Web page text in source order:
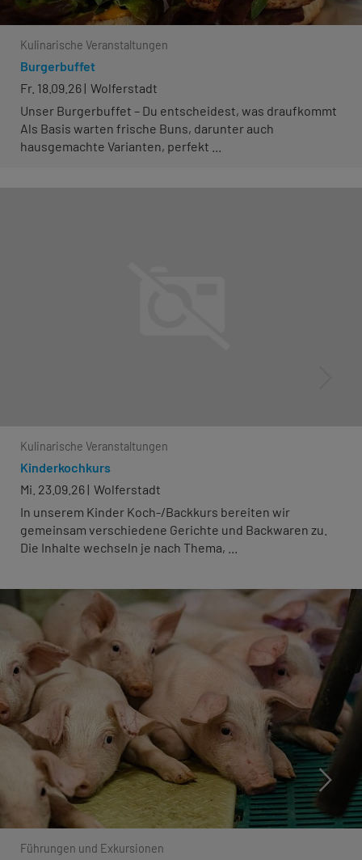
Kulinarische Veranstaltungen
Burgerbuffet
Fr. 18.09.26 Wolferstadt
Unser Burgerbuffet – Du entscheidest, was draufkommt
Als Basis warten frische Buns, darunter auch
hausgemachte Varianten, perfekt ...
Kulinarische Veranstaltungen
Kinderkochkurs
Mi. 23.09.26 Wolferstadt
In unserem Kinder Koch-/Backkurs bereiten wir
gemeinsam verschiedene Gerichte und Backwaren zu.
Die Inhalte wechseln je nach Thema, ...
Führungen und Exkursionen